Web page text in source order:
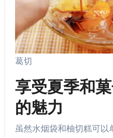
葛切
享受夏季和
的魅力
虽然水烟袋和柚切糕可以